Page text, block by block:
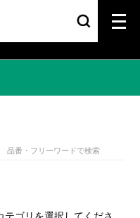
品番・フリーワードで検索